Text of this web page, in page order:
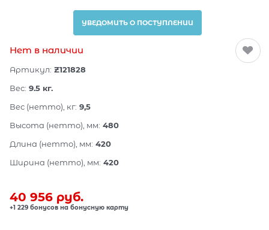
УВЕДОМИТЬ О ПОСТУПЛЕНИИ
Нет в наличии
Артикул: Z121828
Вес: 9.5 кг.
Вес (нетто), кг: 9,5
Высота (нетто), мм: 480
Длина (нетто), мм: 420
Ширина (нетто), мм: 420
40 956 руб.
+1 229 бонусов на бонусную карту